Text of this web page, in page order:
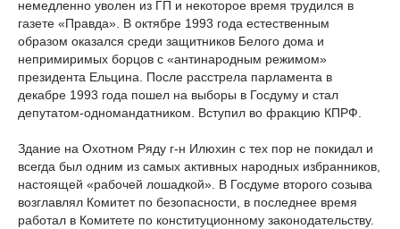
немедленно уволен из ГП и некоторое время трудился в
газете «Правда». В октябре 1993 года естественным
образом оказался среди защитников Белого дома и
непримиримых борцов с «антинародным режимом»
президента Ельцина. После расстрела парламента в
декабре 1993 года пошел на выборы в Госдуму и стал
депутатом-одномандатником. Вступил во фракцию КПРФ.
Здание на Охотном Ряду г-н Илюхин с тех пор не покидал и
всегда был одним из самых активных народных избранников,
настоящей «рабочей лошадкой». В Госдуме второго созыва
возглавлял Комитет по безопасности, в последнее время
работал в Комитете по конституционному законодательству.